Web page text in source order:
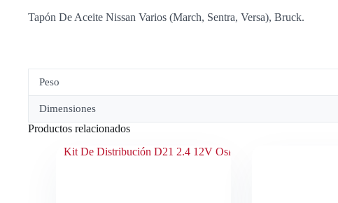
Tapón De Aceite Nissan Varios (March, Sentra, Versa), Bruck.
Peso
Dimensiones
Productos relacionados